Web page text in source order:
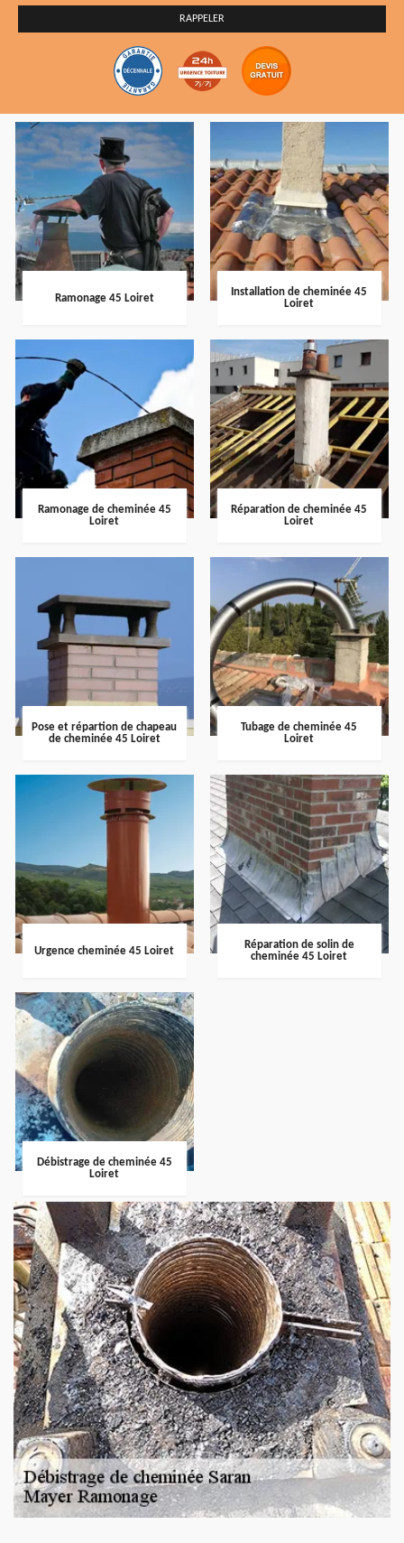
Ramonage 45 Loiret
Installation de cheminée 45
Loiret
Ramonage de cheminée 45
Loiret
Réparation de cheminée 45
Loiret
Pose et répartion de chapeau
de cheminée 45 Loiret
Tubage de cheminée 45
Loiret
Urgence cheminée 45 Loiret
Réparation de solin de
cheminée 45 Loiret
Débistrage de cheminée 45
Loiret